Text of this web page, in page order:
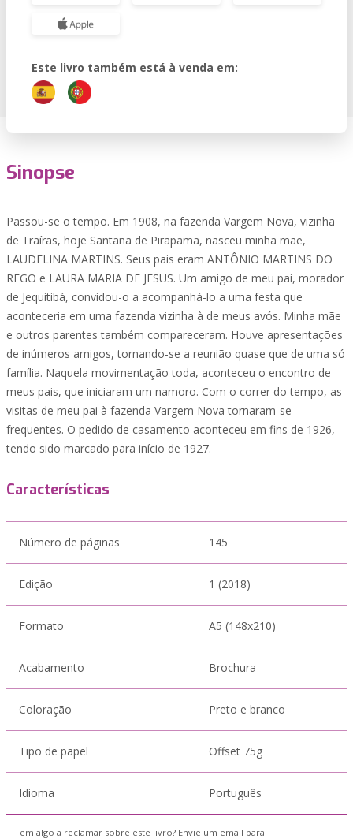
Este livro também está à venda em:
Sinopse
Passou-se o tempo. Em 1908, na fazenda Vargem Nova, vizinha
de Traíras, hoje Santana de Pirapama, nasceu minha mãe,
LAUDELINA MARTINS. Seus pais eram ANTÔNIO MARTINS DO
REGO e LAURA MARIA DE JESUS. Um amigo de meu pai, morador
de Jequitibá, convidou-o a acompanhá-lo a uma festa que
aconteceria em uma fazenda vizinha à de meus avós. Minha mãe
e outros parentes também compareceram. Houve apresentações
de inúmeros amigos, tornando-se a reunião quase que de uma só
família. Naquela movimentação toda, aconteceu o encontro de
meus pais, que iniciaram um namoro. Com o correr do tempo, as
visitas de meu pai à fazenda Vargem Nova tornaram-se
frequentes. O pedido de casamento aconteceu em fins de 1926,
tendo sido marcado para início de 1927.
Características
Número de páginas 145
Edição 1 (2018)
Formato A5 (148x210)
Acabamento Brochura
Coloração Preto e branco
Tipo de papel Offset 75g
Idioma Português
Tem algo a reclamar sobre este livro? Envie um email para